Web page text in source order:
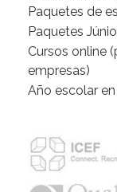
Paquetes de
Paquetes
Cursos online
empresas)
Año escolar